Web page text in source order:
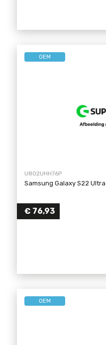
OEM
U8O2UHH76P
Samsung Galaxy S22
€ 76,93
OEM